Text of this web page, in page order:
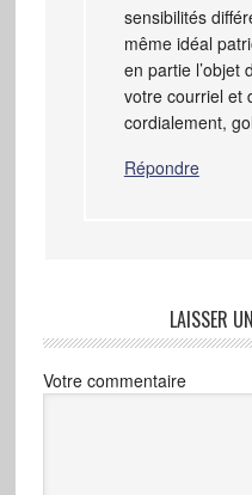
sensibilités
même idéal
en partie l’objet
votre courriel et
cordialement,
Répondre
LAISSER
Votre commentaire